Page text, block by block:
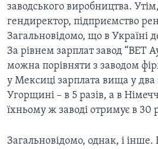
заводського виробництва.
гендиректор, підприємство
Загальновідомо, що в Україні
За рівнем зарплат завод “ВЕТ
можна порівняти з заводом
у Мексиці зарплата вища у
Угорщині – в 5 разів, а в
їхньому ж заводі отримує в 30
Загальновідомо, однак, і